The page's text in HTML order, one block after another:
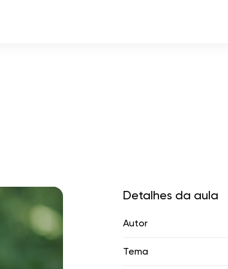
Detalhes da aula
Autor
Tema